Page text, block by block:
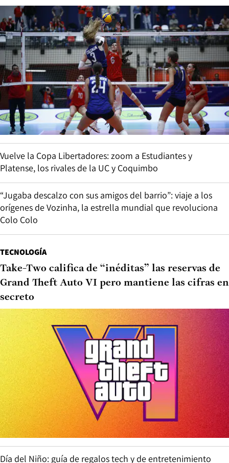
Vuelve la Copa Libertadores: zoom a Estudiantes y
Platense, los rivales de la UC y Coquimbo
“Jugaba descalzo con sus amigos del barrio”: viaje a los
orígenes de Vozinha, la estrella mundial que revoluciona
Colo Colo
TECNOLOGÍA
Take-Two califica de “inéditas” las reservas de
Grand Theft Auto VI pero mantiene las cifras en
secreto
Día del Niño: guía de regalos tech y de entretenimiento